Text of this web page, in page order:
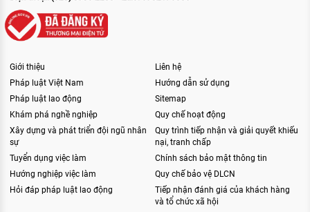
Giới thiệu
Pháp luật Việt Nam
Pháp luật lao động
Khám phá nghề nghiệp
Xây dựng và phát triển đội ngũ nhân
sự
Tuyển dụng việc làm
Hướng nghiệp việc làm
Hỏi đáp pháp luật lao động
Liên hệ
Hướng dẫn sử dụng
Sitemap
Quy chế hoạt động
Quy trình tiếp nhận và giải quyết khiếu
nại, tranh chấp
Chính sách bảo mật thông tin
Quy chế bảo vệ DLCN
Tiếp nhận đánh giá của khách hàng
và tổ chức xã hội